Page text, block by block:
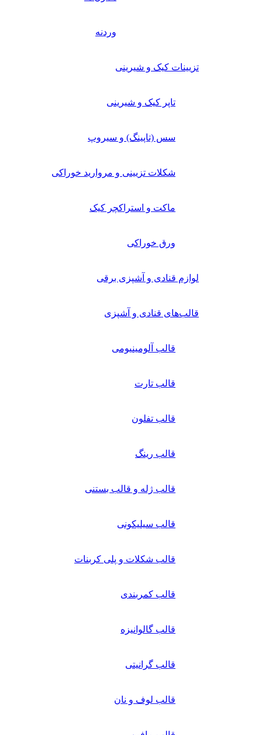
وردنه
تزیینات کیک و شیرینی
تاپر کیک و شیرینی
سس (تاپینگ) و سیروپ
شکلات تزیینی و مروارید خوراکی
ماکت و استراکچر کیک
ورق خوراکی
لوازم قنادی و آشپزی برقی
قالب‌های قنادی و آشپزی
قالب آلومینیومی
قالب تارت
قالب تفلون
قالب رینگ
قالب ژله و قالب بستنی
قالب سیلیکونی
قالب شکلات و پلی کربنات
قالب کمربندی
قالب گالوانیزه
قالب گرانیتی
قالب لوف و نان